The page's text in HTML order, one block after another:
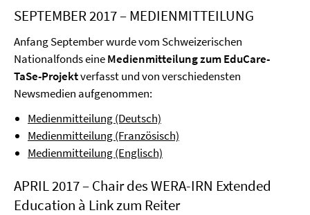
SEPTEMBER 2017 – MEDIENMITTEILUNG
Anfang September wurde vom Schweizerischen
Nationalfonds eineMedienmitteilung zum EduCare-
TaSe-Projektverfasst und von verschiedensten
Newsmedien aufgenommen:
Medienmitteilung (Deutsch)
Medienmitteilung (Französisch)
Medienmitteilung (Englisch)
APRIL 2017 – Chair des WERA-IRN Extended
Education à Link zum Reiter